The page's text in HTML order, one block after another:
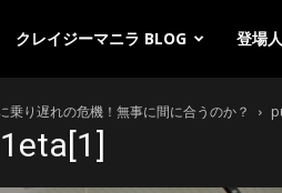
クレイジーマニラ BLOG 登場
り遅れの危機！無事に間に合うのか？